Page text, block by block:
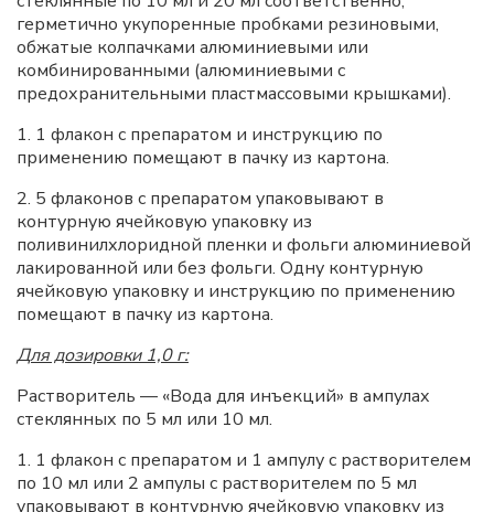
герметично укупоренные пробками резиновыми,
обжатые колпачками алюминиевыми или
комбинированными (алюминиевыми с
предохранительными пластмассовыми крышками).
1. 1 флакон с препаратом и инструкцию по
применению помещают в пачку из картона.
2. 5 флаконов с препаратом упаковывают в
контурную ячейковую упаковку из
поливинилхлоридной пленки и фольги алюминиевой
лакированной или без фольги. Одну контурную
ячейковую упаковку и инструкцию по применению
помещают в пачку из картона.
Для дозировки 1,0 г:
Растворитель — «Вода для инъекций» в ампулах
стеклянных по 5 мл или 10 мл.
1. 1 флакон с препаратом и 1 ампулу с растворителем
по 10 мл или 2 ампулы с растворителем по 5 мл
упаковывают в контурную ячейковую упаковку из